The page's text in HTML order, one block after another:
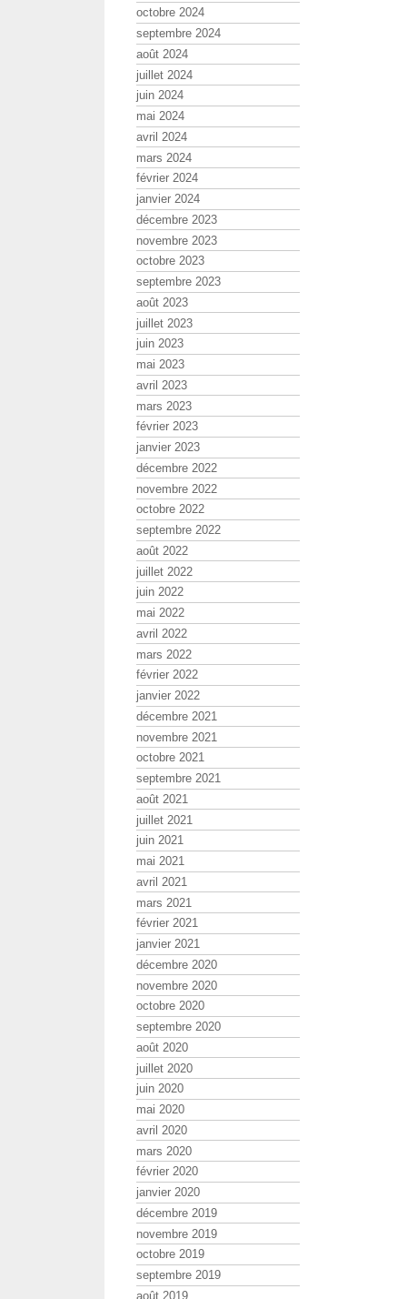
octobre 2024
septembre 2024
août 2024
juillet 2024
juin 2024
mai 2024
avril 2024
mars 2024
février 2024
janvier 2024
décembre 2023
novembre 2023
octobre 2023
septembre 2023
août 2023
juillet 2023
juin 2023
mai 2023
avril 2023
mars 2023
février 2023
janvier 2023
décembre 2022
novembre 2022
octobre 2022
septembre 2022
août 2022
juillet 2022
juin 2022
mai 2022
avril 2022
mars 2022
février 2022
janvier 2022
décembre 2021
novembre 2021
octobre 2021
septembre 2021
août 2021
juillet 2021
juin 2021
mai 2021
avril 2021
mars 2021
février 2021
janvier 2021
décembre 2020
novembre 2020
octobre 2020
septembre 2020
août 2020
juillet 2020
juin 2020
mai 2020
avril 2020
mars 2020
février 2020
janvier 2020
décembre 2019
novembre 2019
octobre 2019
septembre 2019
août 2019